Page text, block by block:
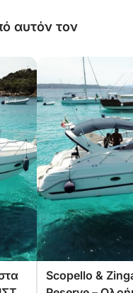
αυτόν τον
Scopello &